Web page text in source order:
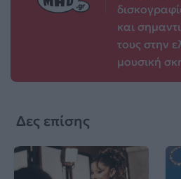
και
τους στην
μουσική
Δες επίσης